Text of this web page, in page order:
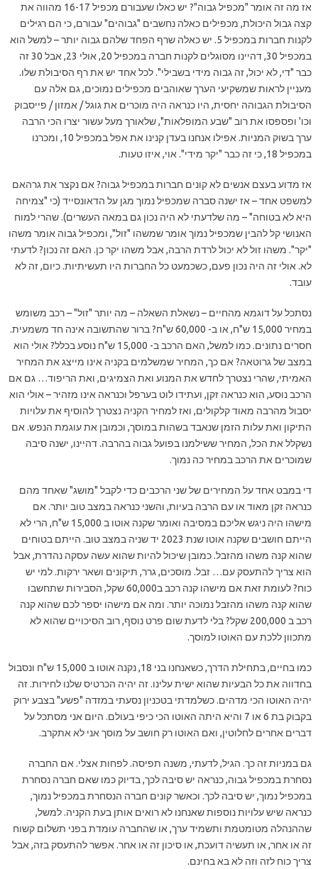
אז מה זה אומר "מכפיל גבוה"? יש כאלו שעבורם מכפיל 16-17 מהווה את
קצה גבול היכולת, מכפילים כאלה נחשבים "גבוהים" עבורם, כי הם רגילים
לקנות חברות במכפיל 5. יש כאלה שרף הפחד שלהם גבוה יותר – למשל הוא
במכפיל 30, דהיינו מסוגלים לקנות חברה במכפיל 20, אולי 23, אבל 30 זה
כבר "די, לא יכול, זה גבוה מידי בשבילי". לכל אחד יש את רף הסיבולת שלו.
מעניין לראות שמשקיעי הערך שאוהבים מכפילים נמוכים, גם אלה עם
הסיבולת הגבוהה יחסית, היו כנראה היה מוכרים את גוגל / אמזון / פייסבוק
וכו' ופספסו את רוב "שבע המופלאות", שלאורך מעל עשור יצרו הכי הרבה
ערך בשוק המניות. אפילו אנחנו בעדן קנינו את אפל במכפיל 10, ומכרנו
במכפיל 18, כי זה כבר "יקר מידי". אוי, איזו טעות.
אז מדוע בעצם אנשים לא קונים חברות במכפיל גבוה? אם נקצר את גרהאם
למשפט אחד – אז ישנה סברה שמכפיל נמוך מגן על הדאונסייד (כי "צמיחה
היא לא בטוחה" – מה שלדעתי לא היה נכון גם במאה העשרים). שהרי למוח
האנושי קל להבין שמכפיל נמוך אומר שמשהו "זול", ומכפיל גבוה אומר משהו
"יקר". משהו זול לא יכול לרדת הרבה, אבל משהו יקר כן. האם זה נכון? לדעתי
לא. אולי זה היה נכון פעם, כשכמעט כל החברות היו תעשיתיות. כיום, זה לא
עובד.
נסתכל על דוגמא מהחיים – נשאלת השאלה – מה יותר "זול" – רכב משומש
במחיר 15,000 ש"ח, או ב- 60,000 ש"ח? ברור שהתשובה אינה חד משמעית.
חסרים נתונים. כמו למשל, האם הרכב ב- 15,000 ש"ח נוסע בכלל? אולי הוא
במצב של גרוטאה? אם כך, המחיר שמשלמים בקניה אינו מייצג את המחיר
האמיתי, שהרי נצטרך לחדש את המנוע ואת הצמיגים, ואת הריפוד… גם אם
הרכב נוסע, הוא כנראה זקן, ועתידו לוט בערפל וכנראה אינו מזהיר – אולי הוא
יסבול מהרבה מאוד קלקולים, ואז למחיר הקניה נצטרך להוסיף את עלויות
התיקון ואת עלות הזמן שנאבד בשהות במוסך, וכמובן את עוגמת הנפש. אם
נשקלל את הכל, המחיר ששילמנו בפועל גבוה בהרבה. דהיינו, ישנה סיבה
שמוכרים את הרכב במחיר כה נמוך.
די במבט אחד על המחירים של שני הרכבים כדי לקבל "מושג" שאחד מהם
כנראה זקן מאוד או עם הרבה בעיות, והשני כנראה במצב טוב יותר. אם
מישהו היה ניגש אליכם במסיבה ואומר שקנה אוטו ב 15,000 ש"ח, הרי לא
הייתם חושבים שקנה אוטו שנת 2023 יד שניה במצב טוב. הייתם בטוחים
שהוא קנה משהו מהזבל. כמובן שיכול להיות שהוא עשה עסקה נהדרת, אבל
הוא צריך להתעסק עם… זבל. מוסכים, גרר, תיקונים ושאר ירקות. למי יש
כוח? לעומת זאת אם מישהו קנה רכב ב60,000 שקל, הסבירות שתחשבו
שהוא קנה משהו מהזבל נמוכה יותר. ומה אם מישהו יספר לכם שהוא קנה
רכב ב 200,000 שקל? בלי לדעת שום פרט נוסף, רוב הסיכויים שהוא לא
מתכוון ללכת עם האוטו למוסך.
כמו בחיים, בתחילת הדרך, כשאנחנו בני 18, נקנה אוטו ב 15,000 ש"ח ונסבול
בחדווה את כל הבעיות שהוא ישית עלינו. זה יהיה הכרטיס שלנו לחירות. זה
יהיה האוטו הכי מדהים. כשלמדתי בטכניון נסעתי במזדה "פשע" בצבע ירוק
בקבוק בת 6 או 7 והיא היתה האוטו הכי כיפי בעולם. היום אני מסתכל על
דברים אחרים לחלוטין, ואם האוטו רק חושב על מוסך אני לא אתקרב.
גם במניות זה כך. הגיל, לדעתי, משנה תפיסה. לפחות אצלי. אם החברה
נסחרת במכפיל גבוה, כנראה יש סיבה לכך, בדיוק כמו שאם חברה נסחרת
במכפיל נמוך, יש סיבה לכך. וכאשר קונים חברה הנסחרת במכפיל נמוך,
כנראה שיש עלויות נוספות שאנחנו לא רואים אותן בעת הקניה. למשל,
שההנהלה מטומטמת ותשמיד ערך, או שהחברה עומדת בפני תשלום קשוח
זה או אחר, או תעשיה דועכת, או סיכון זה או אחר. אפשר להתעסק בזה, אבל
צריך כוח לזה וזה לא בא בחינם.